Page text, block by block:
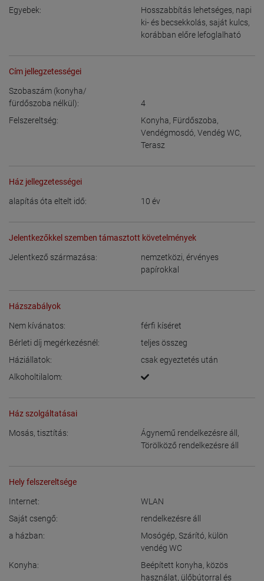
Egyebek: Hosszabbítás lehetséges, napi
ki- és becsekkolás, saját kulcs,
korábban előre lefoglalható
Cím jellegzetességei
Szobaszám (konyha/
fürdőszoba nélkül):
4
Felszereltség:
Konyha, Fürdőszoba,
Vendégmosdó, Vendég WC,
Terasz
Ház jellegzetességei
alapítás óta eltelt idő: 10 év
Jelentkezőkkel szemben támasztott követelmények
Jelentkező származása:
nemzetközi, érvényes
papírokkal
Házszabályok
Nem kívánatos:
férfi kíséret
Bérleti díj megérkezésnél:
teljes összeg
Háziállatok:
csak egyeztetés után
Alkoholtilalom:
Ház szolgáltatásai
Mosás, tisztítás: Ágynemű rendelkezésre áll ,
Törölköző rendelkezésre áll
Hely felszereltsége
Internet:
WLAN
Saját csengő:
rendelkezésre áll
a házban:
Mosógép, Szárító, külön
vendég WC
Konyha:
Beépített konyha, közös
használat, ülőbútorral és